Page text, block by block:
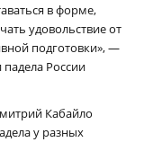
в форме,
удовольствие от
подготовки», —
России
Кабайло
у разных